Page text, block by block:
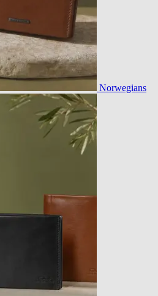
Norwegians